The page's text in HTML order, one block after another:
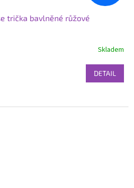
trička bavlněné růžové
Skladem
DETAIL